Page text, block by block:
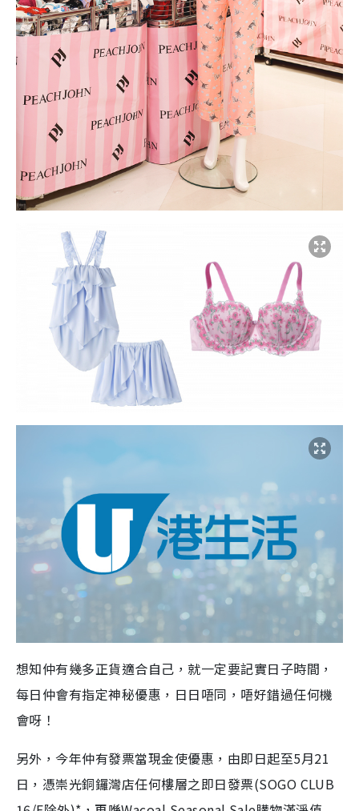
想知仲有幾多正貨適合自己，就一定要記實日子時間，
每日仲會有指定神秘優惠，日日唔同，唔好錯過任何機
會呀！
另外，今年仲有發票當現金使優惠，由即日起至5月21
日，憑崇光銅鑼灣店任何樓層之即日發票(SOGO CLUB